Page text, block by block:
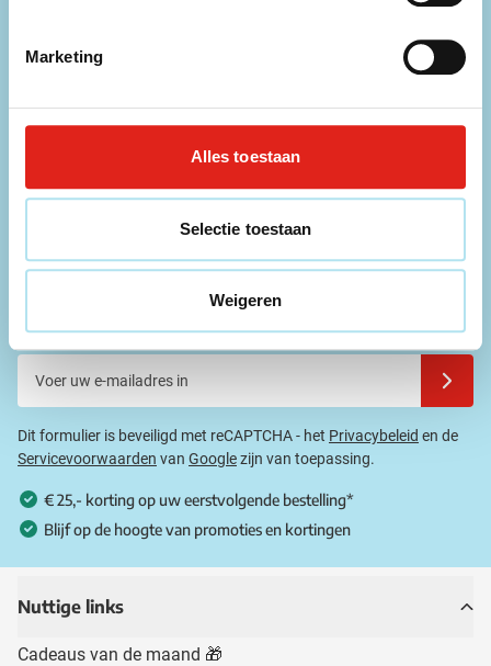
Marketing
Alles toestaan
Selectie toestaan
Weigeren
info@eurogifts.be
Bekijk de veelgestelde vragen
Mis geen enkele aanbieding!
Dit formulier is beveiligd met reCAPTCHA - het Privacybeleid en de
Servicevoorwaarden van Googlezijn van toepassing.
€ 25,- korting op uw eerstvolgende bestelling*
Blijf op de hoogte van promoties en kortingen
Nuttige links
Cadeaus van de maand 🎁